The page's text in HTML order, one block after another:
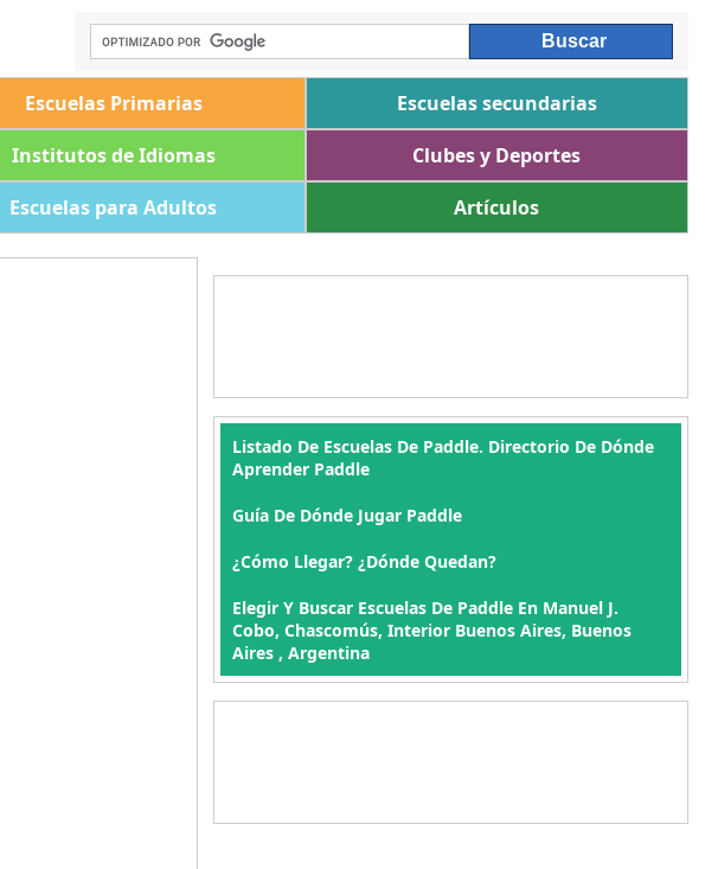
Escuelas Primarias
Escuelas secundarias
Institutos de Idiomas
Clubes y Deportes
Escuelas para Adultos Artículos
Listado De Escuelas De Paddle. Directorio De Dónde
Aprender Paddle
Guía De Dónde Jugar Paddle
¿Cómo Llegar? ¿Dónde Quedan?
Elegir Y Buscar Escuelas De Paddle En Manuel J.
Cobo, Chascomús, Interior Buenos Aires, Buenos
Aires , Argentina